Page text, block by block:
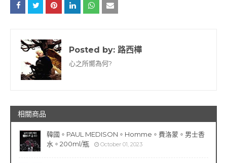
Posted by: 路西樺
心之所嚮為何?
相關商品
韓國。PAUL MEDISON。Homme。費洛蒙。男士香
水。200ml/瓶
October 01, 2023